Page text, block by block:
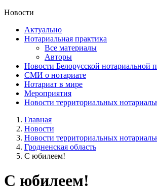
Новости
Актуально
Нотариальная практика
Все материалы
Авторы
Новости Белорусской нотариальной
СМИ о нотариате
Нотариат в мире
Мероприятия
Новости территориальных
Главная
Новости
Новости территориальных
Гродненская область
С юбилеем!
С юбилеем!